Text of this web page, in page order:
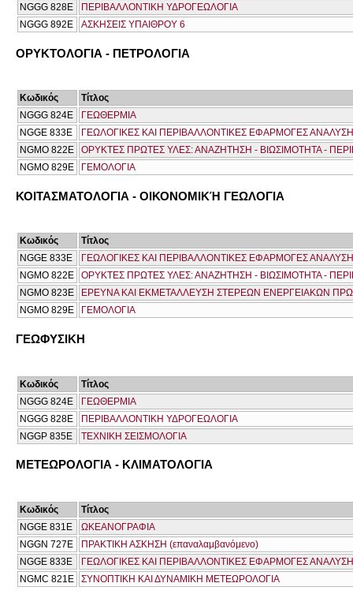
NGGG 828Ε
ΠΕΡΙΒΑΛΛΟΝΤΙΚΗ ΥΔΡΟΓΕΩΛΟΓΙΑ
NGGG 892Ε
ΑΣΚΗΣΕΙΣ ΥΠΑΙΘΡΟΥ 6
ΟΡΥΚΤΟΛΟΓΙΑ - ΠΕΤΡΟΛΟΓΙΑ
Κωδικός
Τίτλος
NGGG 824E
ΓΕΩΘΕΡΜΙΑ
NGGΕ 833Ε
ΓΕΩΛΟΓΙΚΕΣ ΚΑΙ ΠΕΡΙΒΑΛΛΟΝΤΙΚΕΣ ΕΦΑΡΜΟΓΕΣ
NGMO 822Ε
ΟΡΥΚΤΕΣ ΠΡΩΤΕΣ ΥΛΕΣ: ΑΝΑΖΗΤΗΣΗ - ΒΙΩΣΙΜΟΤΗΤΑ -
NGMO 829Ε
ΓΕΜΟΛΟΓΙΑ
ΚΟΙΤΑΣΜΑΤΟΛΟΓΙΑ - ΟΙΚΟΝΟΜΙΚΉ ΓΕΩΛΟΓΙΑ
Κωδικός
Τίτλος
NGGΕ 833Ε
ΓΕΩΛΟΓΙΚΕΣ ΚΑΙ ΠΕΡΙΒΑΛΛΟΝΤΙΚΕΣ ΕΦΑΡΜΟΓΕΣ
NGMO 822Ε
ΟΡΥΚΤΕΣ ΠΡΩΤΕΣ ΥΛΕΣ: ΑΝΑΖΗΤΗΣΗ - ΒΙΩΣΙΜΟΤΗΤΑ -
NGMO 823Ε
ΕΡΕΥΝΑ ΚΑΙ ΕΚΜΕΤΑΛΛΕΥΣΗ ΣΤΕΡΕΩΝ ΕΝΕΡΓΕΙΑΚΩΝ
NGMO 829Ε
ΓΕΜΟΛΟΓΙΑ
ΓΕΩΦΥΣΙΚΗ
Κωδικός
Τίτλος
NGGG 824E
ΓΕΩΘΕΡΜΙΑ
NGGG 828Ε
ΠΕΡΙΒΑΛΛΟΝΤΙΚΗ ΥΔΡΟΓΕΩΛΟΓΙΑ
NGGP 835E
ΤΕΧΝΙΚΗ ΣΕΙΣΜΟΛΟΓΙΑ
ΜΕΤΕΩΡΟΛΟΓΙΑ - ΚΛΙΜΑΤΟΛΟΓΙΑ
Κωδικός
Τίτλος
NGGE 831E
ΩΚΕΑΝΟΓΡΑΦΙΑ
NGGN 727E
ΠΡΑΚΤΙΚΗ ΑΣΚΗΣΗ (επαναλαμβανόμενο)
NGGΕ 833Ε
ΓΕΩΛΟΓΙΚΕΣ ΚΑΙ ΠΕΡΙΒΑΛΛΟΝΤΙΚΕΣ ΕΦΑΡΜΟΓΕΣ
NGMC 821E
ΣΥΝΟΠΤΙΚΗ ΚΑΙ ΔΥΝΑΜΙΚΗ ΜΕΤΕΩΡΟΛΟΓΙΑ